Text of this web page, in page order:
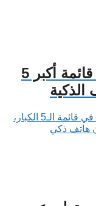
هواوي تتراجع وتخرج من قائمة أكبر 5
بلغت مبيعات الشركات الصينية الثلاث في قائمة الـ5 الكبار،